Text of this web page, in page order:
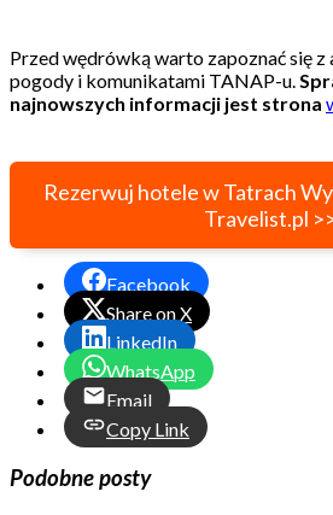
Przed wędrówką warto zapoznać się
pogody i komunikatami TANAP-u.
najnowszych informacji jest strona
Rezerwuj hotele w Tatrach
Travelist.pl
Facebook
Share on X
LinkedIn
WhatsApp
Email
Copy Link
Podobne posty